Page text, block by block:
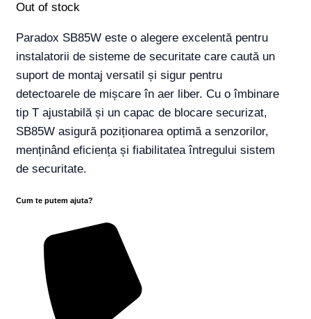
Out of stock
Paradox SB85W este o alegere excelentă pentru
instalatorii de sisteme de securitate care caută un
suport de montaj versatil și sigur pentru
detectoarele de mișcare în aer liber. Cu o îmbinare
tip T ajustabilă și un capac de blocare securizat,
SB85W asigură poziționarea optimă a senzorilor,
menținând eficiența și fiabilitatea întregului sistem
de securitate.
Cum te putem ajuta?